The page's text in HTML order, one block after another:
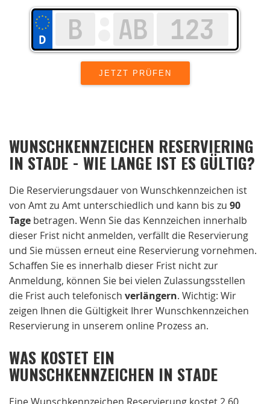
WUNSCHKENNZEICHEN RESERVIERING
IN STADE - WIE LANGE IST ES GÜLTIG?
Die Reservierungsdauer von Wunschkennzeichen ist
von Amt zu Amt unterschiedlich und kann bis zu 90
Tage betragen. Wenn Sie das Kennzeichen innerhalb
dieser Frist nicht anmelden, verfällt die Reservierung
und Sie müssen erneut eine Reservierung vornehmen.
Schaffen Sie es innerhalb dieser Frist nicht zur
Anmeldung, können Sie bei vielen Zulassungsstellen
die Frist auch telefonisch verlängern. Wichtig: Wir
zeigen Ihnen die Gültigkeit Ihrer Wunschkennzeichen
Reservierung in unserem online Prozess an.
WAS KOSTET EIN
WUNSCHKENNZEICHEN IN STADE